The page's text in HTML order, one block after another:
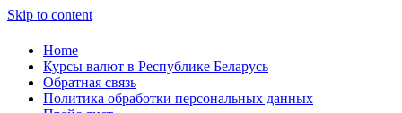
Skip to content
Home
Курсы валют в Республике Беларусь
Обратная связь
Политика обработки персональных данных